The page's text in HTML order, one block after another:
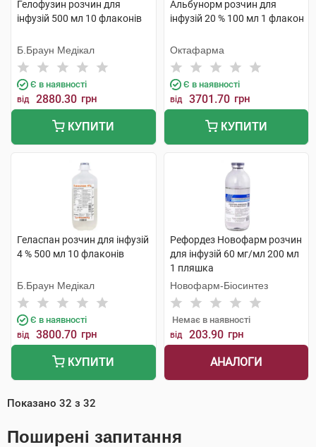
Гелофузин розчин для
інфузій 500 мл 10 флаконів
Б.Браун Медікал
Є в наявності
від 2880.30 грн
КУПИТИ
Альбунорм розчин для
інфузій 20 % 100 мл 1 флакон
Октафарма
Є в наявності
від 3701.70 грн
КУПИТИ
Геласпан розчин для інфузій
4 % 500 мл 10 флаконів
Б.Браун Медікал
Є в наявності
від 3800.70 грн
КУПИТИ
Рефордез Новофарм розчин
для інфузій 60 мг/мл 200 мл
1 пляшка
Новофарм-Біосинтез
Немає в наявності
від 203.90 грн
АНАЛОГИ
Показано 32 з 32
Поширені запитання